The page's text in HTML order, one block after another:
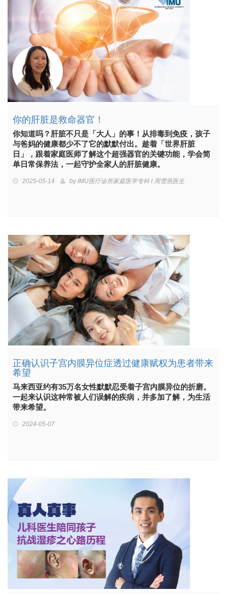
你的肝脏是救命器官！
你知道吗？肝脏不只是「大人」的事！从排毒到免疫，孩子
与爸妈的健康都少不了它的默默付出。趁着「世界肝脏
日」，跟着家庭医师了解这个超强器官的关键功能，学会简
单日常保养法，一起守护全家人的肝脏健康。
2025-05-14 byIMU医疗诊所家庭医学专科 I 周雪燕医生
正确认识子宫内膜异位症透过健康赋权为患者带来
希望
马来西亚约有35万名女性默默忍受着子宫内膜异位的折磨。
一起来认识这种常被人们误解的疾病，并多加了解，为生活
带来希望。
2024-05-07